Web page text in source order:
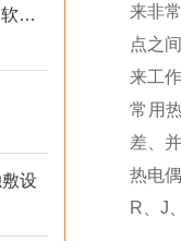
护套200度耐酸氟塑料JX-FF46P1软心补偿导线
设
来非
点之
来工
常用
差、
热电
R、J